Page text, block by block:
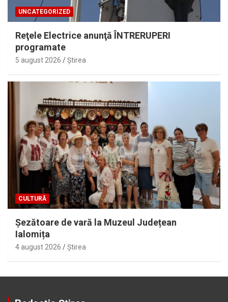
UNCATEGORIZED
Reţele Electrice anunţă ÎNTRERUPERI
programate
5 august 2026 Ştirea
CULTURĂ
Șezătoare de vară la Muzeul Județean
Ialomița
4 august 2026 Ştirea